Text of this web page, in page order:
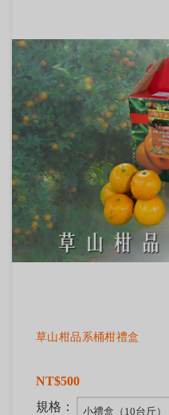
草山柑品系桶柑禮盒
NT$500
規格：
小禮盒（10台斤）